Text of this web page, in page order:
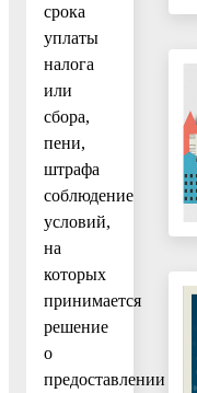
срока
уплаты
налога
или
сбора,
пени,
штрафа
соблюдение
условий,
на
которых
принимается
решение
о
предоставлении